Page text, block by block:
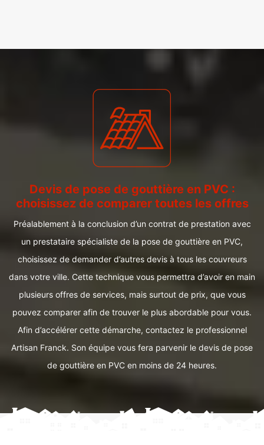
Devis de pose de gouttière en PVC :
choisissez de comparer toutes les offres
Préalablement à la conclusion d’un contrat de prestation avec
un prestataire spécialiste de la pose de gouttière en PVC,
choisissez de demander d’autres devis à tous les couvreurs
dans votre ville. Cette technique vous permettra d’avoir en main
plusieurs offres de services, mais surtout de prix, que vous
pouvez comparer afin de trouver le plus abordable pour vous.
Afin d’accélérer cette démarche, contactez le professionnel
Artisan Franck. Son équipe vous fera parvenir le devis de pose
de gouttière en PVC en moins de 24 heures.